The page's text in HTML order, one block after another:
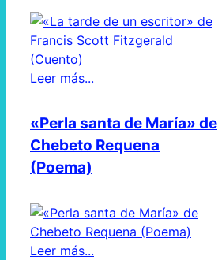
Leer más...
«Perla santa de María» de
Chebeto Requena
(Poema)
Leer más...